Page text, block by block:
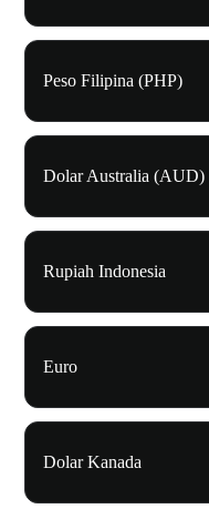
Peso Filipina (PHP)
Dolar Australia (AUD)
Rupiah Indonesia
Euro
Dolar Kanada